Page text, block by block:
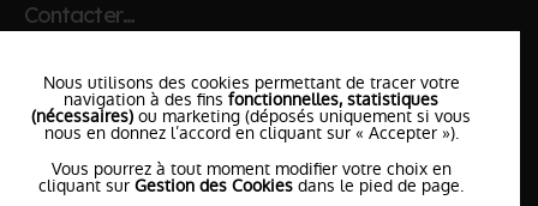
Contacter…
✆ 18№National Sapeurs-Pompiers
le SDISle plus proche
l'équipePompierCenter
Nous utilisons des cookies permettant de tracer votre
navigation à des fins fonctionnelles, statistiques
(nécessaires) ou marketing (déposés uniquement si vous
nous en donnez l’accord en cliquant sur « Accepter »).
Vous pourrez à tout moment modifier votre choix en
cliquant sur Gestion des Cookies dans le pied de page.